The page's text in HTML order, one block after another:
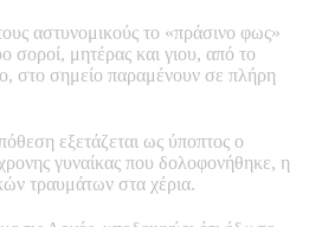
αστυνομικούς το «πράσινο φως»
σοροί, μητέρας και γιου, από το
στο σημείο παραμένουν σε πλήρη
εξετάζεται ως ύποπτος ο
γυναίκας που δολοφονήθηκε, η
τραυμάτων στα χέρια.